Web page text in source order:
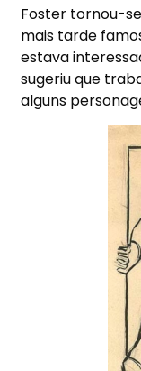
Foster tornou-
mais tarde
estava
sugeriu que
alguns